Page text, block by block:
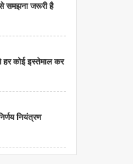
समझना जरूरी है
हर कोई इस्तेमाल कर
नियंत्रण